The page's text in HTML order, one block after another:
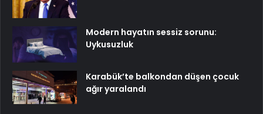
Modern hayatın sessiz sorunu:
Uykusuzluk
Karabük’te balkondan düşen çocuk
ağır yaralandı